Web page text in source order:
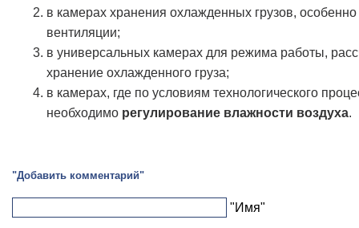
в камерах хранения охлажденных грузов,
вентиляции;
в универсальных камерах для режима работы,
хранение охлажденного груза;
в камерах, где по условиям технологического
необходимо регулирование влажности воздуха.
"Добавить комментарий"
"Имя"